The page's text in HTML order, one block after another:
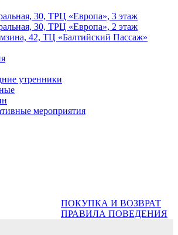
30, ТРЦ «Европа», 3 этаж
30, ТРЦ «Европа», 2 этаж
42, ТЦ «Балтийский Пассаж»
утренники
мероприятия
ПОКУПКА И ВОЗВРАТ
ПРАВИЛА ПОВЕДЕНИЯ